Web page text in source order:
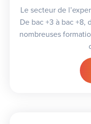
Le secteur de
De bac +3 à bac +8,
nombreuses